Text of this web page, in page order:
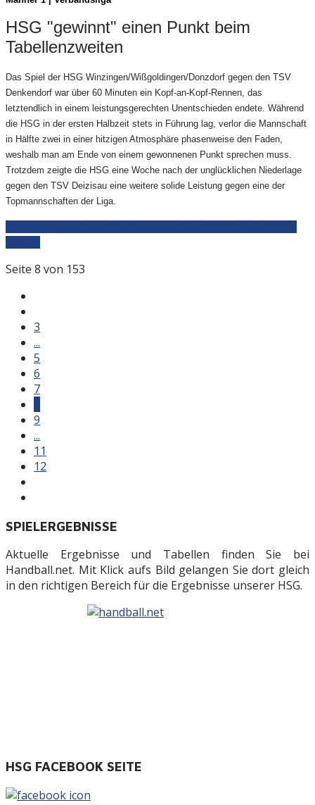
HSG "gewinnt" einen Punkt beim
Tabellenzweiten
Das Spiel der HSG Winzingen/Wißgoldingen/Donzdorf gegen den TSV
Denkendorf war über 60 Minuten ein Kopf-an-Kopf-Rennen, das
letztendlich in einem leistungsgerechten Unentschieden endete. Während
die HSG in der ersten Halbzeit stets in Führung lag, verlor die Mannschaft
in Hälfte zwei in einer hitzigen Atmosphäre phasenweise den Faden,
weshalb man am Ende von einem gewonnenen Punkt sprechen muss.
Trotzdem zeigte die HSG eine Woche nach der unglücklichen Niederlage
gegen den TSV Deizisau eine weitere solide Leistung gegen eine der
Topmannschaften der Liga.
Seite 8 von 153
3
...
5
6
7
9
...
11
12
SPIELERGEBNISSE
Aktuelle Ergebnisse und Tabellen finden Sie bei
Handball.net. Mit Klick aufs Bild gelangen Sie dort gleich
in den richtigen Bereich für die Ergebnisse unserer HSG.
HSG FACEBOOK SEITE